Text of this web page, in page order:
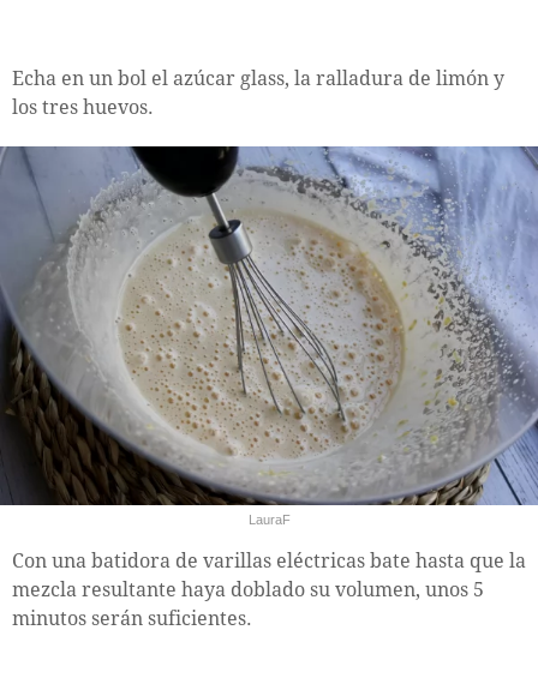
Echa en un bol el azúcar glass, la ralladura de limón y
los tres huevos.
LauraF
Con una batidora de varillas eléctricas bate hasta que la
mezcla resultante haya doblado su volumen, unos 5
minutos serán suficientes.